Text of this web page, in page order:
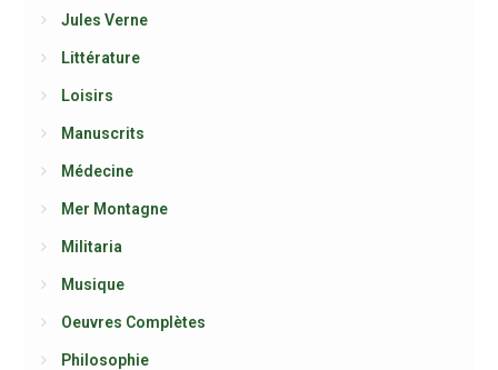
Jules Verne
Littérature
Loisirs
Manuscrits
Médecine
Mer Montagne
Militaria
Musique
Oeuvres Complètes
Philosophie